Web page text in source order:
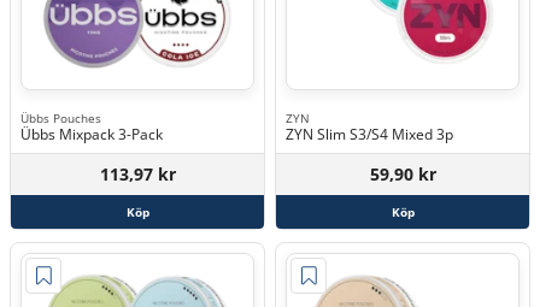
Übbs Pouches
Übbs Mixpack 3-Pack
113,97 kr
Köp
ZYN
ZYN Slim S3/S4 Mixed 3p
59,90 kr
Köp